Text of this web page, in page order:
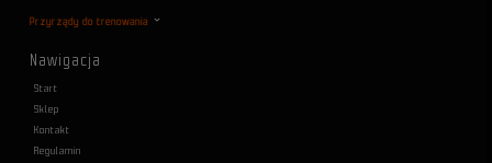
Przyrządy do trenowania
Nawigacja
Start
Sklep
Kontakt
Regulamin